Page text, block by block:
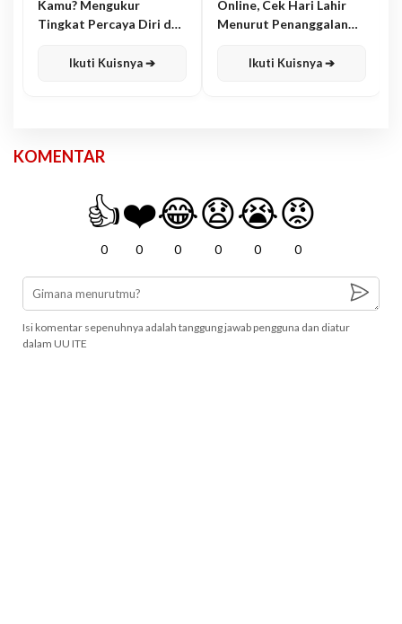
Kamu? Mengukur
Tingkat Percaya Diri dan
Ikuti Kuisnya ➔
Online, Cek Hari Lahir
Menurut Penanggalan
Ikuti Kuisnya ➔
KOMENTAR
👍
0
❤️
0
😂
0
😧
0
😭
0
😡
0
Isi komentar sepenuhnya adalah tanggung jawab pengguna dan diatur
dalam UU ITE